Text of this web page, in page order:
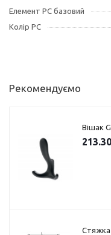
Елемент РС базовий
Колір РС
Рекомендуємо
Вішак
213.30
Стяжка